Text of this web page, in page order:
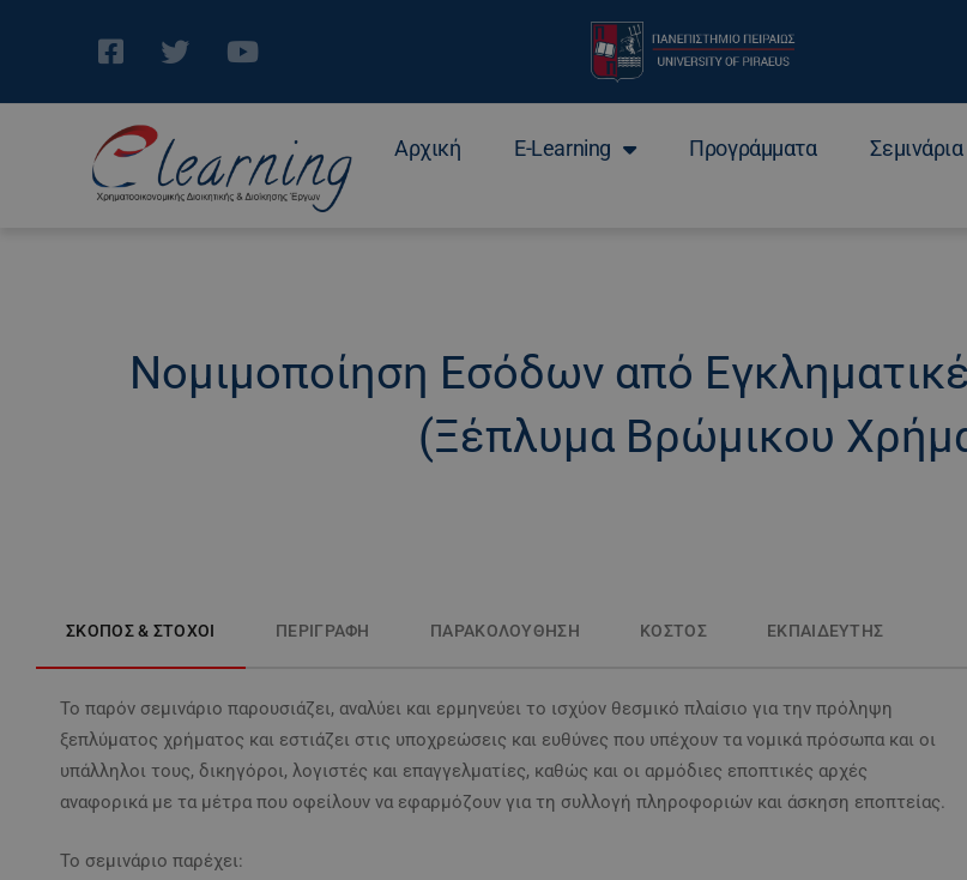
Αρχική E-Learning Προγράμματα Σεμινάρια
Νομιμοποίηση Εσόδων από
(Ξέπλυμα Βρώμικου
ΣΚΟΠΟΣ & ΣΤΟΧΟΙ ΠΕΡΙΓΡΑΦΗ ΠΑΡΑΚΟΛΟΥΘΗΣΗ ΚΟΣΤΟΣ ΕΚΠΑΙΔΕΥΤΗΣ
Το παρόν σεμινάριο παρουσιάζει, αναλύει και ερμηνεύει το ισχύον θεσμικό πλαίσιο για την πρόληψη
ξεπλύματος χρήματος και εστιάζει στις υποχρεώσεις και ευθύνες που υπέχουν τα νομικά πρόσωπα και οι
υπάλληλοι τους, δικηγόροι, λογιστές και επαγγελματίες, καθώς και οι αρμόδιες εποπτικές αρχές
αναφορικά με τα μέτρα που οφείλουν να εφαρμόζουν για τη συλλογή πληροφοριών και άσκηση εποπτείας.
Το σεμινάριο παρέχει: